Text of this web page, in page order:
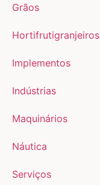
Grãos
Hortifrutigranjeiros
Implementos
Indústrias
Maquinários
Náutica
Serviços